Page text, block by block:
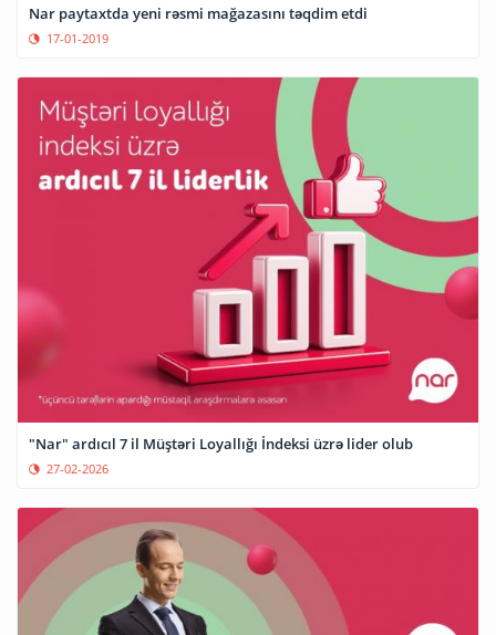
Nar paytaxtda yeni rəsmi mağazasını təqdim etdi
17-01-2019
"Nar" ardıcıl 7 il Müştəri Loyallığı İndeksi üzrə lider olub
27-02-2026